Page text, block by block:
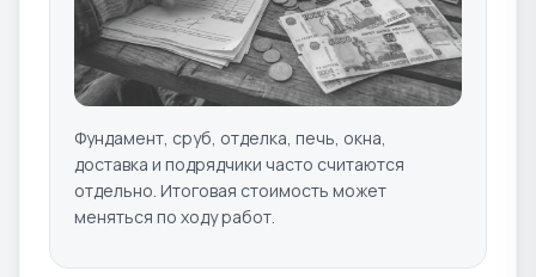
Фундамент, сруб, отделка, печь, окна,
доставка и подрядчики часто считаются
отдельно. Итоговая стоимость может
меняться по ходу работ.